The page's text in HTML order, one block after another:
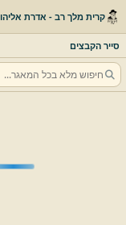
קרית מלך רב - אדרת אליהו
סייר הקבצים